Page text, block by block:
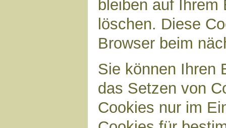
bleiben auf
löschen. Diese
Browser beim
Sie können Ihren
das Setzen von
Cookies nur im